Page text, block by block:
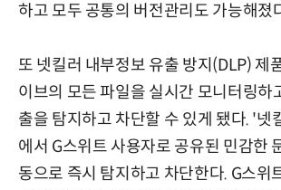
하고 모두 공통의 버전관리도 가능해졌
또 넷킬러 내부정보 유출 방지(DLP) 제
이브의 모든 파일을 실시간 모니터링하
출을 탐지하고 차단할 수 있게 됐다. '넷
에서 G스위트 사용자로 공유된 민감한
동으로 즉시 탐지하고 차단한다. G스위